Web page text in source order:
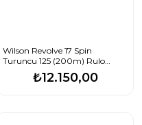
Wilson Revolve 17 Spin
Turuncu 125 (200m) Rulo
WRZ906300 Tenis Kordajı
₺12.150,00